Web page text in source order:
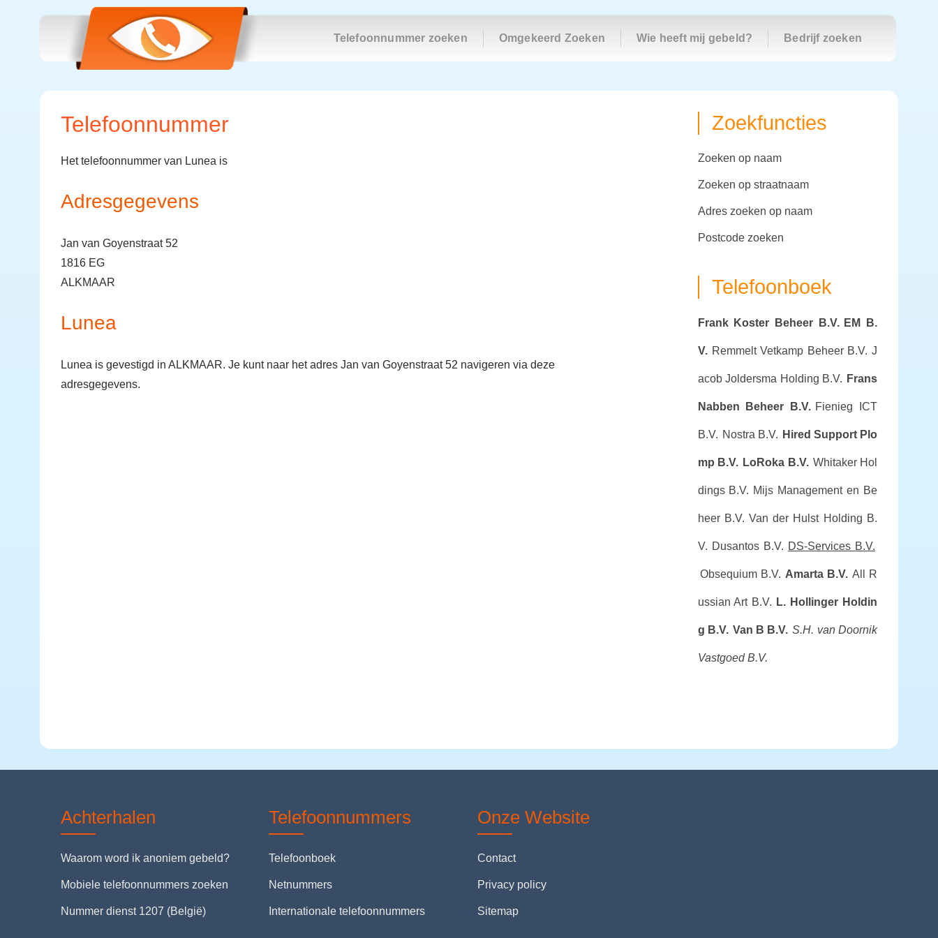
Telefoonnummer zoeken Omgekeerd Zoeken Wie heeft mij gebeld? Bedrijf zoeken
Telefoonnummer
Het telefoonnummer van Lunea is
Adresgegevens
Jan van Goyenstraat 52
1816 EG
ALKMAAR
Lunea
Lunea is gevestigd in ALKMAAR. Je kunt naar het adres Jan van Goyenstraat 52 navigeren via deze
adresgegevens.
Zoekfuncties
zoeken op naam
zoeken op straatnaam
adres zoeken op naam
postcode zoeken
Telefoonboek
Frank Koster Beheer B.V. EM B.
V. Remmelt Vetkamp Beheer B.V. J
acob Joldersma Holding B.V. Frans
Nabben Beheer B.V. Fienieg ICT
B.V. Nostra B.V. Hired Support Plo
mp B.V. LoRoka B.V. Whitaker Hol
dings B.V. Mijs Management en Be
heer B.V. Van der Hulst Holding B.
V. Dusantos B.V. DS-Services B.V.
Obsequium B.V. Amarta B.V. All R
ussian Art B.V. L. Hollinger Holdin
g B.V. Van B B.V. S.H. van Doornik
Vastgoed B.V.
Achterhalen
Waarom word ik anoniem gebeld?
Mobiele telefoonnummers zoeken
Nummer dienst 1207 (België)
Telefoonnummers
Telefoonboek
Netnummers
Internationale telefoonnummers
Onze Website
Contact
Privacy policy
Sitemap